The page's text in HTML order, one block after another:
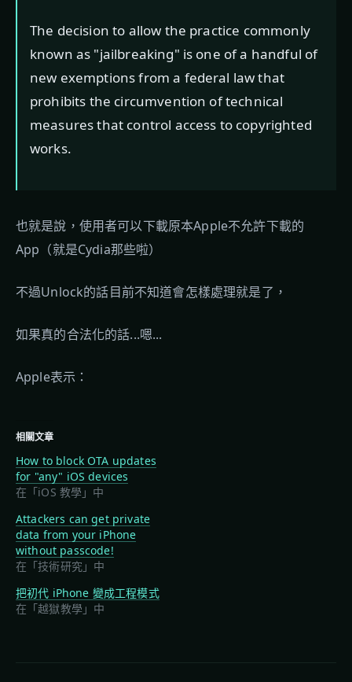
The decision to allow the practice commonly
known as "jailbreaking" is one of a handful of
new exemptions from a federal law that
prohibits the circumvention of technical
measures that control access to copyrighted
works.
也就是說，使用者可以下載原本Apple不允許下載的
App（就是Cydia那些啦）
不過Unlock的話目前不知道會怎樣處理就是了，
如果真的合法化的話...嗯...
Apple表示：
相關文章
How to block OTA updates
for "any" iOS devices
在「iOS 教學」中
Attackers can get private
data from your iPhone
without passcode!
在「技術研究」中
把初代 iPhone 變成工程模式
在「越獄教學」中